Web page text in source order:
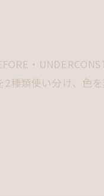
・
種類使い分け、色